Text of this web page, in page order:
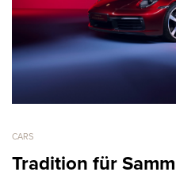
CARS
Tradition für